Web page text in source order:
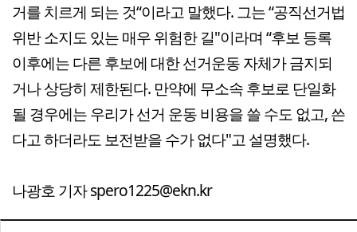
거를 치르게 되는 것“이라고 말했다. 그는 “공직선거법
위반 소지도 있는 매우 위험한 길"이라며 “후보 등록
이후에는 다른 후보에 대한 선거운동 자체가 금지되
거나 상당히 제한된다. 만약에 무소속 후보로 단일화
될 경우에는 우리가 선거 운동 비용을 쓸 수도 없고, 쓴
다고 하더라도 보전받을 수가 없다"고 설명했다.
나광호 기자 spero1225@ekn.kr